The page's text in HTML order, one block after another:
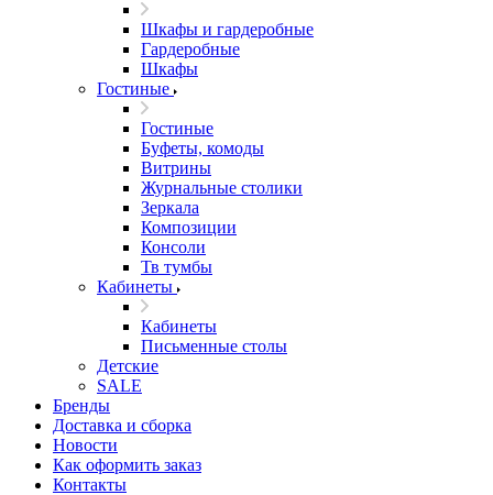
Шкафы и гардеробные
Гардеробные
Шкафы
Гостиные
Гостиные
Буфеты, комоды
Витрины
Журнальные столики
Зеркала
Композиции
Консоли
Тв тумбы
Кабинеты
Кабинеты
Письменные столы
Детские
SALE
Бренды
Доставка и сборка
Новости
Как оформить заказ
Контакты